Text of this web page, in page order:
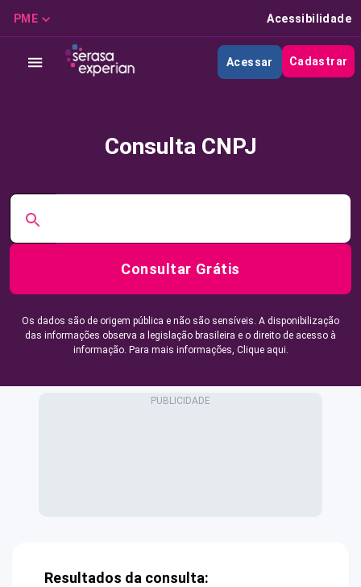
PME Acessibilidade
Acessar Cadastrar
Consulta CNPJ
Consultar Grátis
Os dados são de origem pública e não são sensíveis. A disponibilização
das informações observa a legislação brasileira e o direito de acesso à
informação. Para mais informações, Clique aqui.
Resultados da consulta: